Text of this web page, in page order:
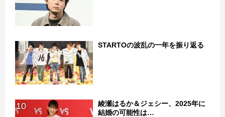
9 STARTOの波乱の一年を振り返る
10
綾瀬はるか＆ジェシー、2025年に
結婚の可能性は…